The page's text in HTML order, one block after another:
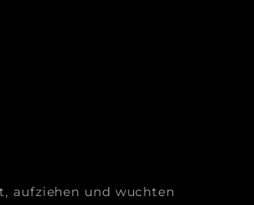
aufziehen und wuchten